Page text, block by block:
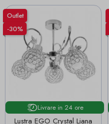
Outlet
-30%
Livrare in 24 ore
Lustra EGO Crystal Liana